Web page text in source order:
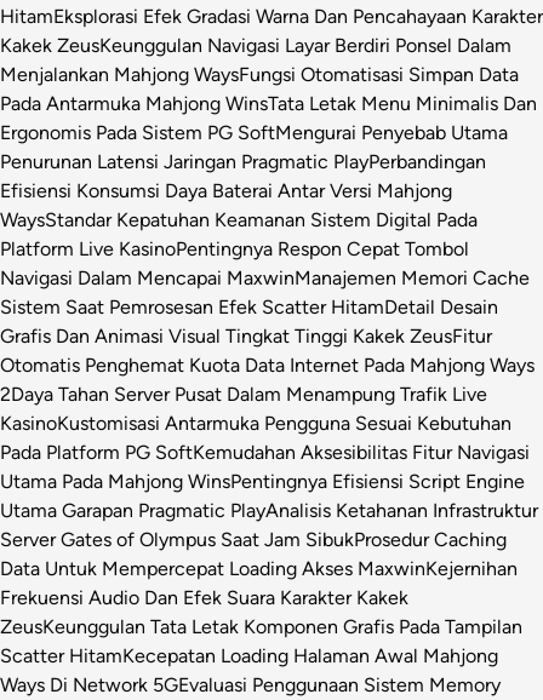
HitamEksplorasi Efek Gradasi Warna Dan Pencahayaan Karakter
Kakek ZeusKeunggulan Navigasi Layar Berdiri Ponsel Dalam
Menjalankan Mahjong WaysFungsi Otomatisasi Simpan Data
Pada Antarmuka Mahjong WinsTata Letak Menu Minimalis Dan
Ergonomis Pada Sistem PG SoftMengurai Penyebab Utama
Penurunan Latensi Jaringan Pragmatic PlayPerbandingan
Efisiensi Konsumsi Daya Baterai Antar Versi Mahjong
WaysStandar Kepatuhan Keamanan Sistem Digital Pada
Platform Live KasinoPentingnya Respon Cepat Tombol
Navigasi Dalam Mencapai MaxwinManajemen Memori Cache
Sistem Saat Pemrosesan Efek Scatter HitamDetail Desain
Grafis Dan Animasi Visual Tingkat Tinggi Kakek ZeusFitur
Otomatis Penghemat Kuota Data Internet Pada Mahjong Ways
2Daya Tahan Server Pusat Dalam Menampung Trafik Live
KasinoKustomisasi Antarmuka Pengguna Sesuai Kebutuhan
Pada Platform PG SoftKemudahan Aksesibilitas Fitur Navigasi
Utama Pada Mahjong WinsPentingnya Efisiensi Script Engine
Utama Garapan Pragmatic PlayAnalisis Ketahanan Infrastruktur
Server Gates of Olympus Saat Jam SibukProsedur Caching
Data Untuk Mempercepat Loading Akses MaxwinKejernihan
Frekuensi Audio Dan Efek Suara Karakter Kakek
ZeusKeunggulan Tata Letak Komponen Grafis Pada Tampilan
Scatter HitamKecepatan Loading Halaman Awal Mahjong
Ways Di Network 5GEvaluasi Penggunaan Sistem Memory